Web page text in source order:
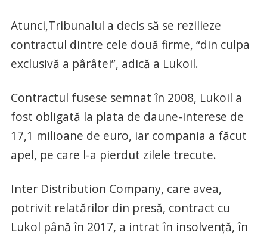
Atunci,Tribunalul a decis să se rezilieze
contractul dintre cele două firme, “din culpa
exclusivă a pârâtei”, adică a Lukoil.
Contractul fusese semnat în 2008, Lukoil a
fost obligată la plata de daune-interese de
17,1 milioane de euro, iar compania a făcut
apel, pe care l-a pierdut zilele trecute.
Inter Distribution Company, care avea,
potrivit relatărilor din presă, contract cu
Lukol până în 2017, a intrat în insolvenţă, în